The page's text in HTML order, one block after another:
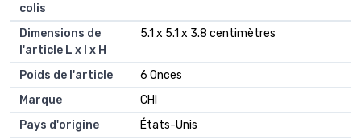
colis
Dimensions de
l'article L x l x H
‎5.1 x 5.1 x 3.8 centimètres
Poids de l'article
‎6 Onces
Marque
‎CHI
Pays d'origine
‎États-Unis